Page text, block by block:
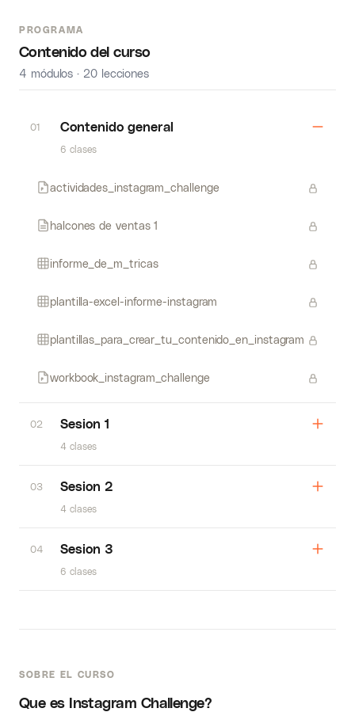
SOBRE EL CURSO
Que es Instagram Challenge?
PROGRAMA
Contenido del curso
4 módulos · 20 lecciones
01 Contenido general
6 clases
actividades_instagram_challenge
halcones de ventas 1
informe_de_m_tricas
plantilla-excel-informe-instagram
plantillas_para_crear_tu_contenido_en_instagram
workbook_instagram_challenge
02 Sesion 1
4 clases
03 Sesion 2
4 clases
04 Sesion 3
6 clases